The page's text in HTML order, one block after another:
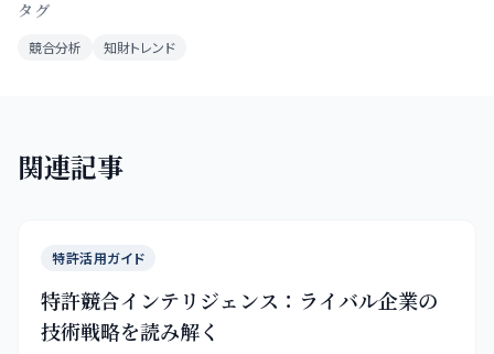
タグ
競合分析 知財トレンド
関連記事
特許活用ガイド
特許競合インテリジェンス：ライバル企業の
技術戦略を読み解く